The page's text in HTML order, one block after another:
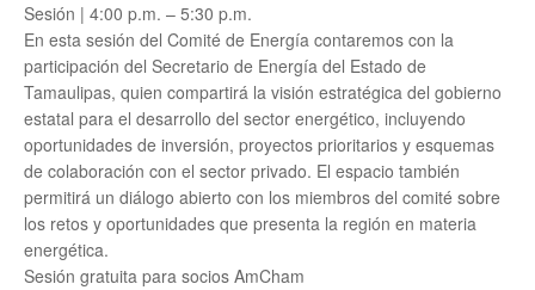
Sesión | 4:00 p.m. – 5:30 p.m.
En esta sesión del Comité de Energía contaremos con la
participación del Secretario de Energía del Estado de
Tamaulipas, quien compartirá la visión estratégica del gobierno
estatal para el desarrollo del sector energético, incluyendo
oportunidades de inversión, proyectos prioritarios y esquemas
de colaboración con el sector privado. El espacio también
permitirá un diálogo abierto con los miembros del comité sobre
los retos y oportunidades que presenta la región en materia
energética.
Sesión gratuita para socios AmCham